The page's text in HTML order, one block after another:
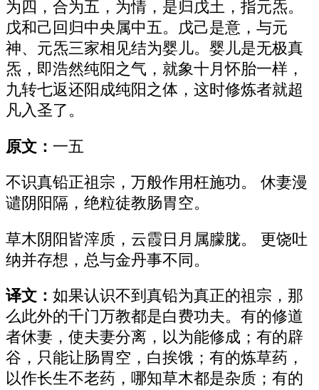
为四，合为五，为情，是归戊土，指元炁。
戊和己回归中央属中五。戊己是意，与元
神、元炁三家相见结为婴儿。婴儿是无极真
炁，即浩然纯阳之气，就象十月怀胎一样，
九转七返还阳成纯阳之体，这时修炼者就超
凡入圣了。
原文： 一五
不识真铅正祖宗，万般作用枉施功。 休妻漫
谴阴阳隔，绝粒徒教肠胃空。
草木阴阳皆滓质，云霞日月属朦胧。 更饶吐
纳并存想，总与金丹事不同。
译文： 如果认识不到真铅为真正的祖宗，那
么此外的千门万教都是白费功夫。有的修道
者休妻，使夫妻分离，以为能修成；有的辟
谷，只能让肠胃空，白挨饿；有的炼草药，
以作长生不老药，哪知草木都是杂质；有的